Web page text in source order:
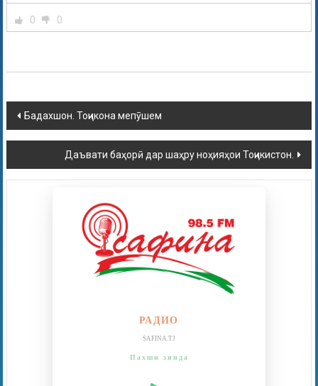
0 0
Бадахшон. Тоҷикона мепӯшем
Даъвати баҳорӣ дар шаҳру ноҳияҳои Тоҷикистон.
РАДИО
SAFINA.TJ
Пахши зинда